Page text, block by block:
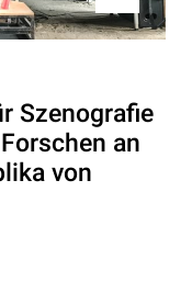
Szenografie
an
von